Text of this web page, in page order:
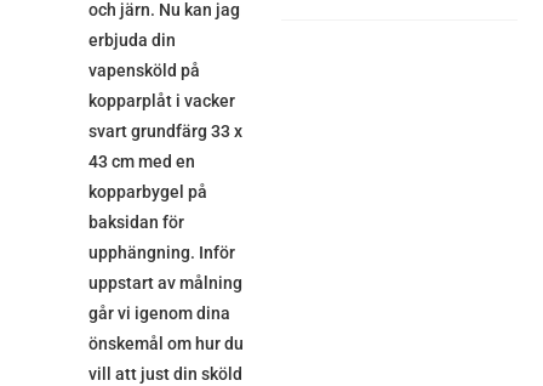
och järn. Nu kan jag
erbjuda din
vapensköld på
kopparplåt i vacker
svart grundfärg 33 x
43 cm med en
kopparbygel på
baksidan för
upphängning. Inför
uppstart av målning
går vi igenom dina
önskemål om hur du
vill att just din sköld